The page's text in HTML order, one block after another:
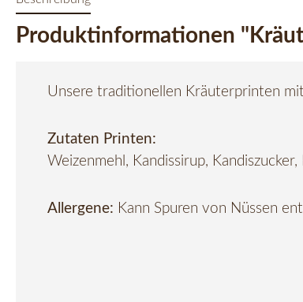
Produktinformationen
Unsere traditionellen Kräuterprinten
Zutaten Printen:
Weizenmehl, Kandissirup,
Allergene: Kann Spuren von Nüssen